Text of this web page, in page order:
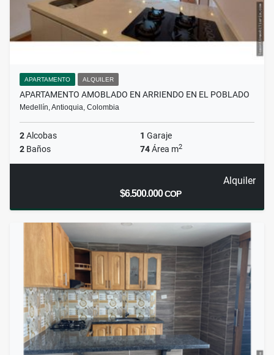
APARTAMENTO ALQUILER
APARTAMENTO AMOBLADO EN ARRIENDO EN EL POBLADO
Medellín, Antioquia, Colombia
2Alcobas 1 Garaje
2 Baños 74Área m2
Alquiler
$6.500.000COP